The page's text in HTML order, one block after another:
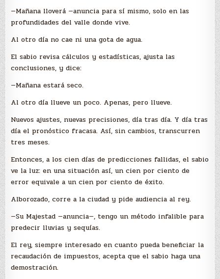
—Mañana lloverá —anuncia para sí mismo, solo en las
profundidades del valle donde vive.
Al otro día no cae ni una gota de agua.
El sabio revisa cálculos y estadísticas, ajusta las
conclusiones, y dice:
—Mañana estará seco.
Al otro día llueve un poco. Apenas, pero llueve.
Nuevos ajustes, nuevas precisiones, día tras día. Y día tras
día el pronóstico fracasa. Así, sin cambios, transcurren
tres meses.
Entonces, a los cien días de predicciones fallidas, el sabio
ve la luz: en una situación así, un cien por ciento de
error equivale a un cien por ciento de éxito.
Alborozado, corre a la ciudad y pide audiencia al rey.
—Su Majestad —anuncia—, tengo un método infalible para
predecir lluvias y sequías.
El rey, siempre interesado en cuanto pueda beneficiar la
recaudación de impuestos, acepta que el sabio haga una
demostración.